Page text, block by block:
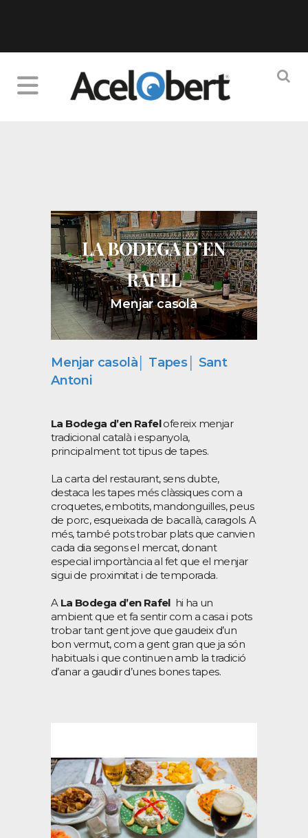
LA BODEGA D’EN
RAFEL
Menjar casolà
Menjar casolà│ Tapes│ Sant
Antoni
La Bodega d’en Rafelofereix menjar
tradicional català i espanyola,
principalment tot tipus de tapes.
La carta del restaurant, sens dubte,
destaca les tapes més clàssiques com a
croquetes, embotits, mandonguilles, peus
de porc, esqueixada de bacallà, caragols. A
més, també pots trobar plats que canvien
cada dia segons el mercat, donant
especial importància al fet que el menjar
sigui de proximitat i de temporada.
A La Bodega d’en Rafel hi ha un
ambient que et fa sentir com a casa i pots
trobar tant gent jove que gaudeix d’un
bon vermut, com a gent gran que ja són
habituals i que continuen amb la tradició
d’anar a gaudir d’unes bones tapes.